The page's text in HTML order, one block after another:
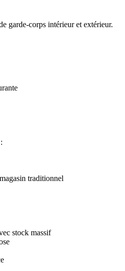
garde-corps intérieur et extérieur.
traditionnel
stock massif